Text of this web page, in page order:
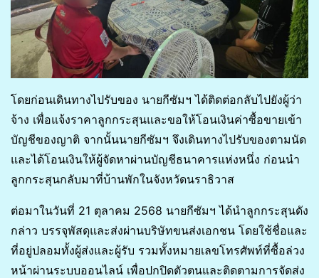
โดยก่อนเดินทางไปรับของ นายกีซัมฯ ได้ติดต่อกลับไปยังผู้ว่า
จ้าง เพื่อแจ้งราคาลูกกระสุนและขอให้โอนเงินค่าซื้อขายเข้า
บัญชีของญาติ จากนั้นนายกีซัมฯ จึงเดินทางไปรับของตามนัด
และได้โอนเงินให้ผู้จัดหาผ่านบัญชีธนาคารแห่งหนึ่ง ก่อนนำ
ลูกกระสุนกลับมาที่บ้านพักในจังหวัดนราธิวาส
ต่อมาในวันที่ 21 ตุลาคม 2568 นายกีซัมฯ ได้นำลูกกระสุนดัง
กล่าว บรรจุพัสดุและส่งผ่านบริษัทขนส่งเอกชน โดยใช้ชื่อและ
ที่อยู่ปลอมทั้งผู้ส่งและผู้รับ รวมทั้งหมายเลขโทรศัพท์ที่ซื้อล่วง
หน้าผ่านระบบออนไลน์ เพื่อปกปิดตัวตนและติดตามการจัดส่ง